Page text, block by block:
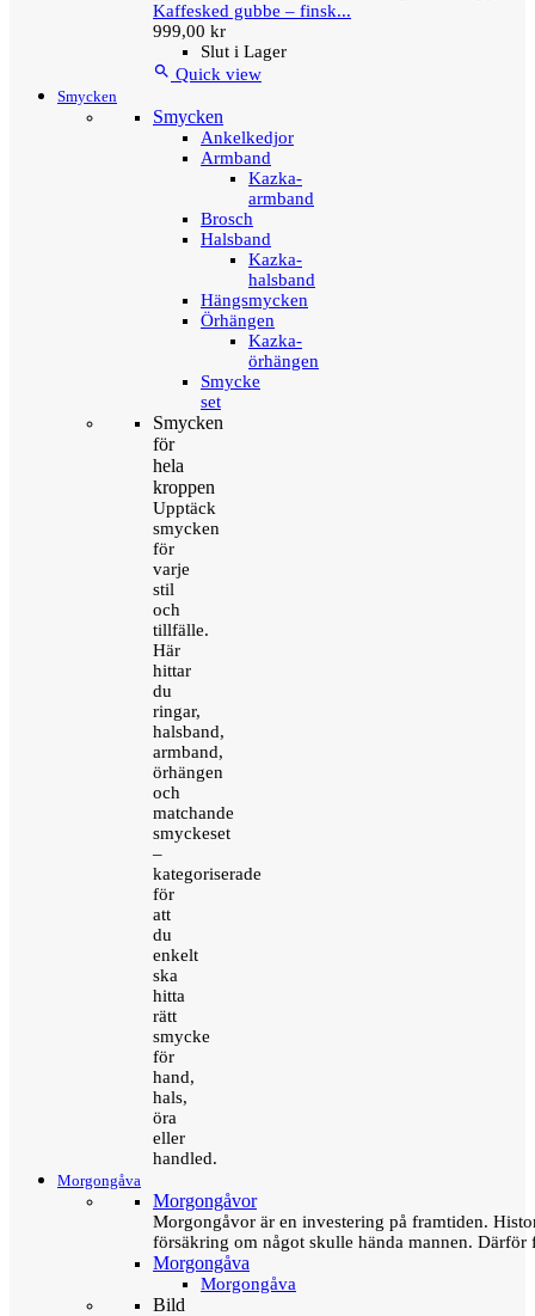
Kaffesked gubbe – finsk...
999,00 kr
Slut i Lager
 Quick view
Smycken
Smycken
Ankelkedjor
Armband
Kazka-
armband
Brosch
Halsband
Kazka-
halsband
Hängsmycken
Örhängen
Kazka-
örhängen
Smycke
set
Smycken
för
hela
kroppen
Upptäck
smycken
för
varje
stil
och
tillfälle.
Här
hittar
du
ringar,
halsband,
armband,
örhängen
och
matchande
smyckeset
–
kategoriserade
för
att
du
enkelt
ska
hitta
rätt
smycke
för
hand,
hals,
öra
eller
handled.
Morgongåva
Morgongåvor
Morgongåvor är en investering på framtiden.
försäkring om något skulle hända mannen.
Morgongåva
Morgongåva
Bild